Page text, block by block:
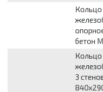
Кольцо
бетон
Кольцо
3